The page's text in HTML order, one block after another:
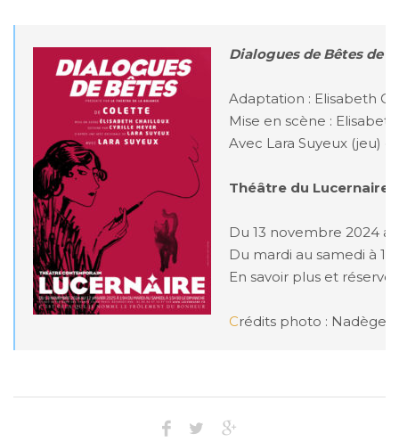
Dialogues de Bêtes de
Adaptation : Elisabeth
Mise en scène :
Avec Lara Suyeux (jeu)
Théâtre du Lucernaire
Du 13 novembre 2024
Du mardi au samedi à
En savoir plus et
Crédits photo : Nadège